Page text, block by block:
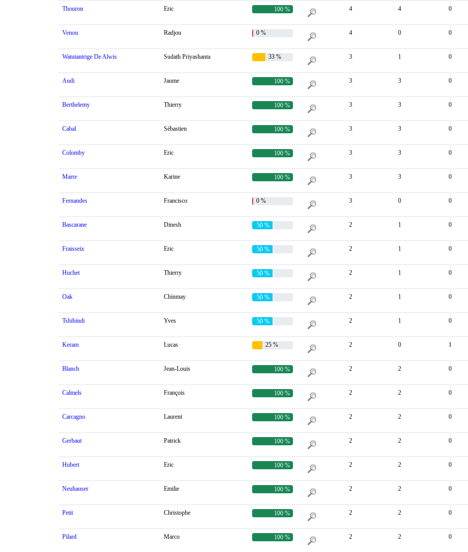
Thouron Eric 100 % 4 4 0
Venou Radjou 0 % 4 0 0
Watutantrige De Alwis Sudath Priyashanta 33 % 3 1 0
Audi Jaume 100 % 3 3 0
Berthelemy Thierry 100 % 3 3 0
Cabal Sébastien 100 % 3 3 0
Colomby Eric 100 % 3 3 0
Marre Karine 100 % 3 3 0
Fernandes Francisco 0 % 3 0 0
Bascarane Dinesh 50 % 2 1 0
Fraisseix Eric 50 % 2 1 0
Huchet Thierry 50 % 2 1 0
Oak Chinmay 50 % 2 1 0
Tshibindi Yves 50 % 2 1 0
Keram Lucas 25 % 2 0 1
Blanch Jean-Louis 100 % 2 2 0
Calmels François 100 % 2 2 0
Carcagno Laurent 100 % 2 2 0
Gerbaut Patrick 100 % 2 2 0
Hubert Eric 100 % 2 2 0
Neuhauser Emilie 100 % 2 2 0
Petit Christophe 100 % 2 2 0
Pilard Marco 100 % 2 2 0